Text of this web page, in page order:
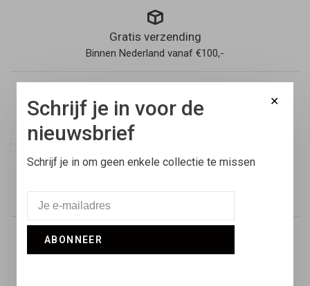
Gratis verzending
Binnen Nederland vanaf €100,-
Voor 17:00 besteld
Vandaag verstuurd
14 dagen niet goed geld terug
Snelle support
✕
Schrijf je in voor de
nieuwsbrief
Schrijf je in om geen enkele collectie te missen
ABONNEER